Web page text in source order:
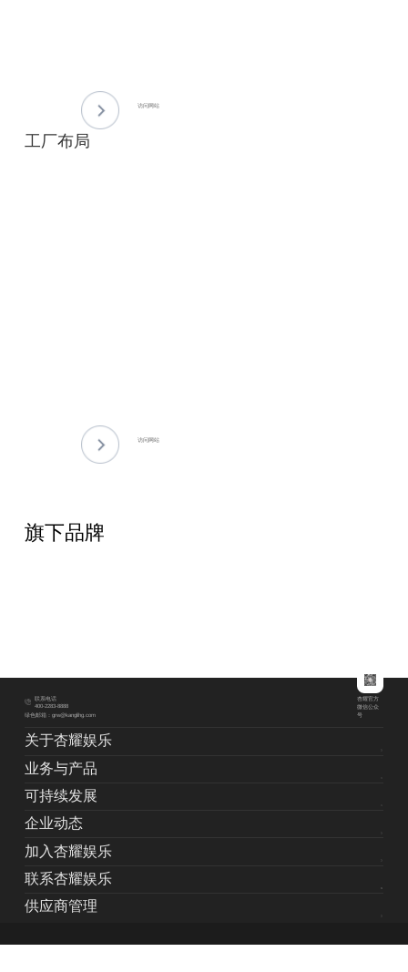
访问网站
工厂布局
访问网站
旗下品牌
联系电话
400-2283-8888
绿色邮箱：grw@kanglihg.com
杏耀官方
微信公众
号
关于杏耀娱乐
业务与产品
可持续发展
企业动态
加入杏耀娱乐
联系杏耀娱乐
供应商管理